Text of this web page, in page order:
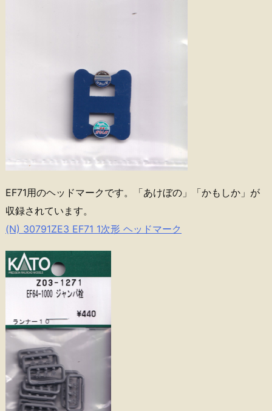
EF71用のヘッドマークです。「あけぼの」「かもしか」が
収録されています。
(N) 30791ZE3 EF71 1次形 ヘッドマーク